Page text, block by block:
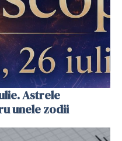
Astrele
unele zodii